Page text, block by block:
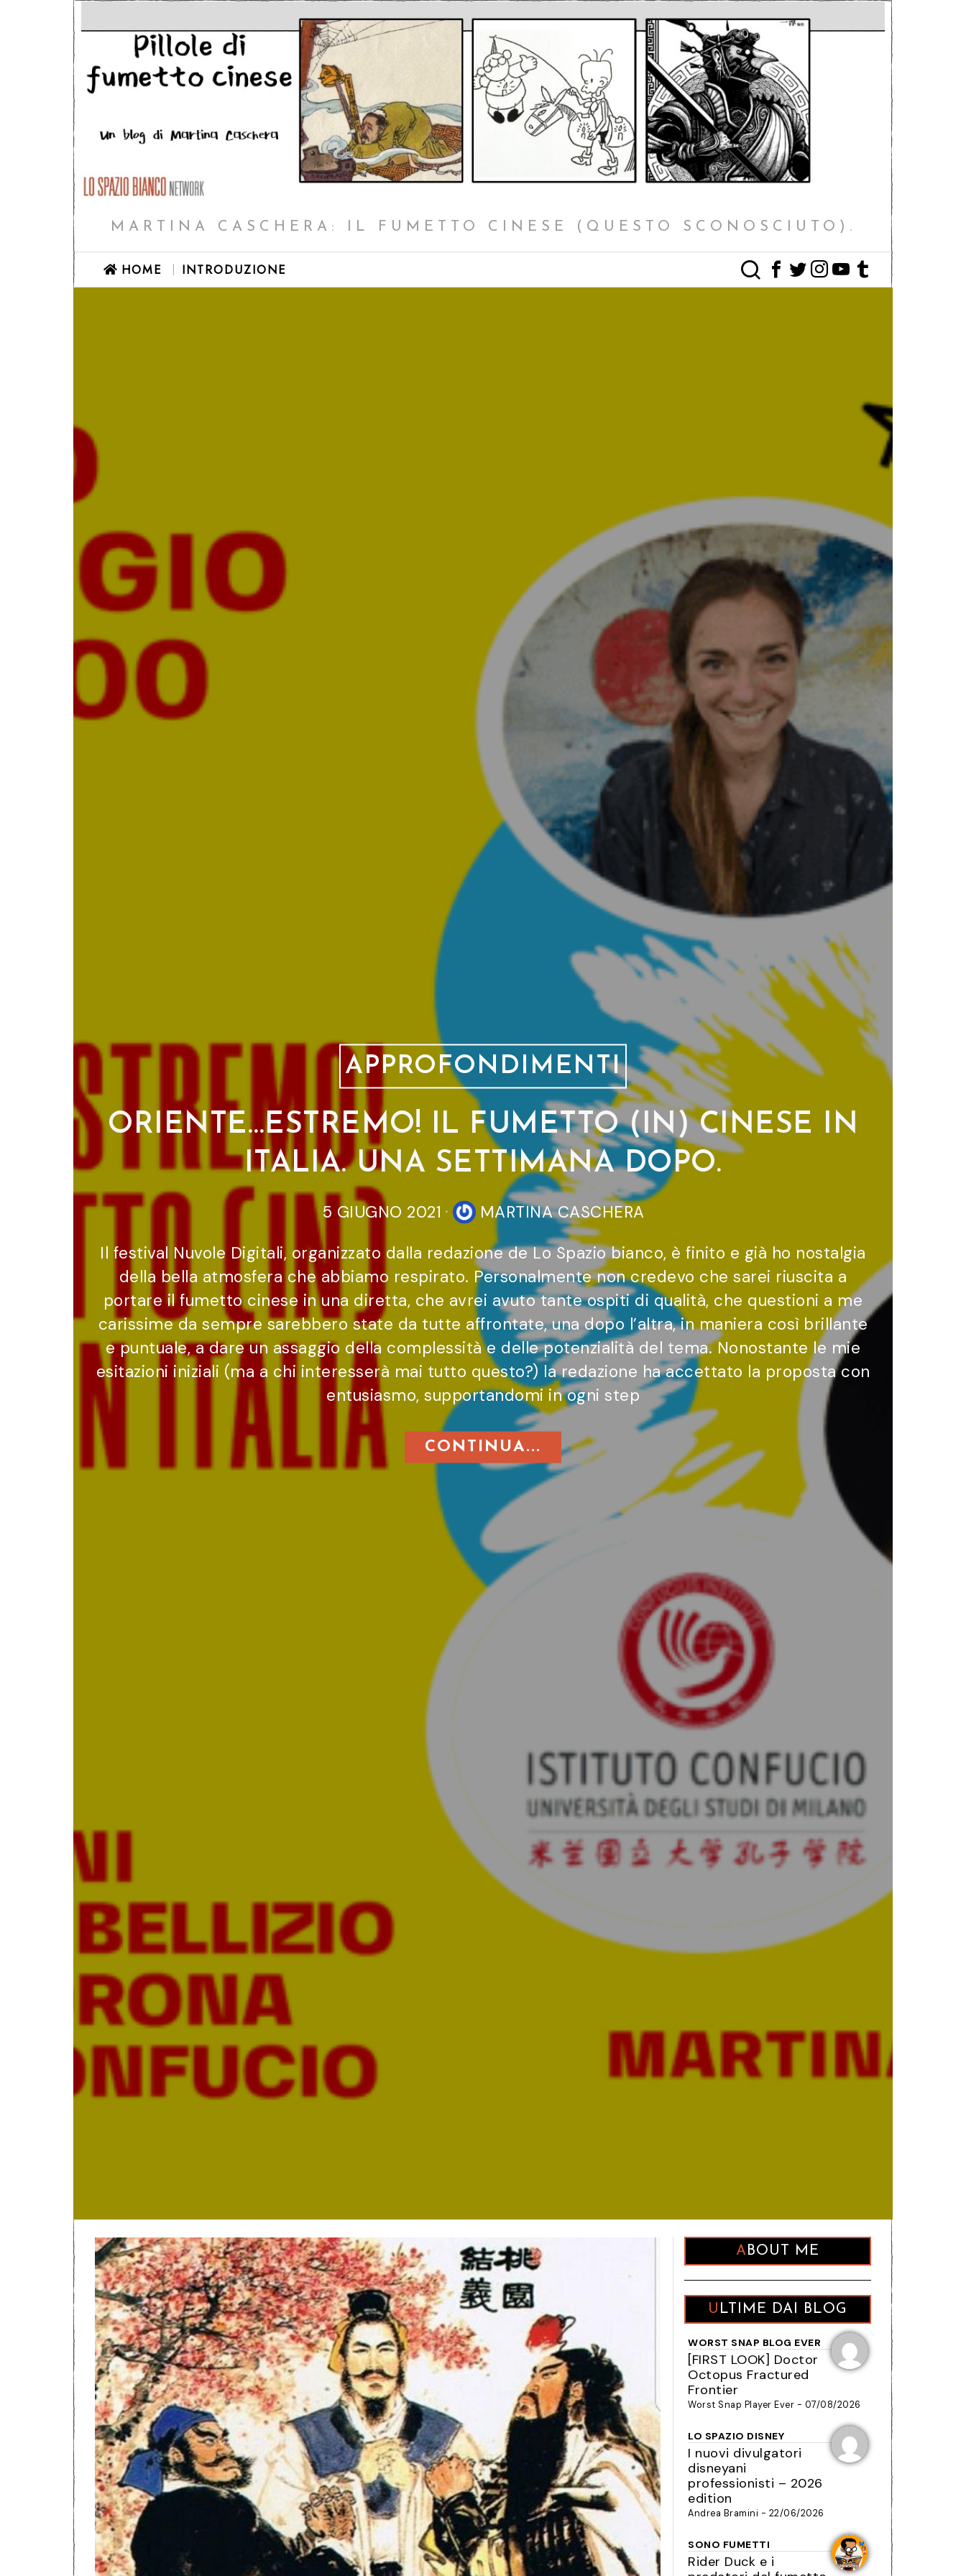
MARTINA CASCHERA: IL FUMETTO CINESE (QUESTO SCONOSCIUTO).
HOME INTRODUZIONE
APPROFONDIMENTI
ORIENTE…ESTREMO! IL FUMETTO (IN) CINESE IN
ITALIA. UNA SETTIMANA DOPO.
5 GIUGNO 2021
MARTINA CASCHERA
Il festival Nuvole Digitali, organizzato dalla redazione de Lo Spazio bianco, è finito e già ho nostalgia
della bella atmosfera che abbiamo respirato. Personalmente non credevo che sarei riuscita a
portare il fumetto cinese in una diretta, che avrei avuto tante ospiti di qualità, che questioni a me
carissime da sempre sarebbero state da tutte affrontate, una dopo l’altra, in maniera così brillante
e puntuale, a dare un assaggio della complessità e delle potenzialità del tema. Nonostante le mie
esitazioni iniziali (ma a chi interesserà mai tutto questo?) la redazione ha accettato la proposta con
entusiasmo, supportandomi in ogni step
CONTINUA...
ABOUT ME
ULTIME DAI BLOG
WORST SNAP BLOG EVER
[FIRST LOOK] Doctor
Octopus Fractured
Frontier
Worst Snap Player Ever - 07/08/2026
LO SPAZIO DISNEY
I nuovi divulgatori
disneyani
professionisti – 2026
edition
Andrea Bramini - 22/06/2026
SONO FUMETTI
Rider Duck e i